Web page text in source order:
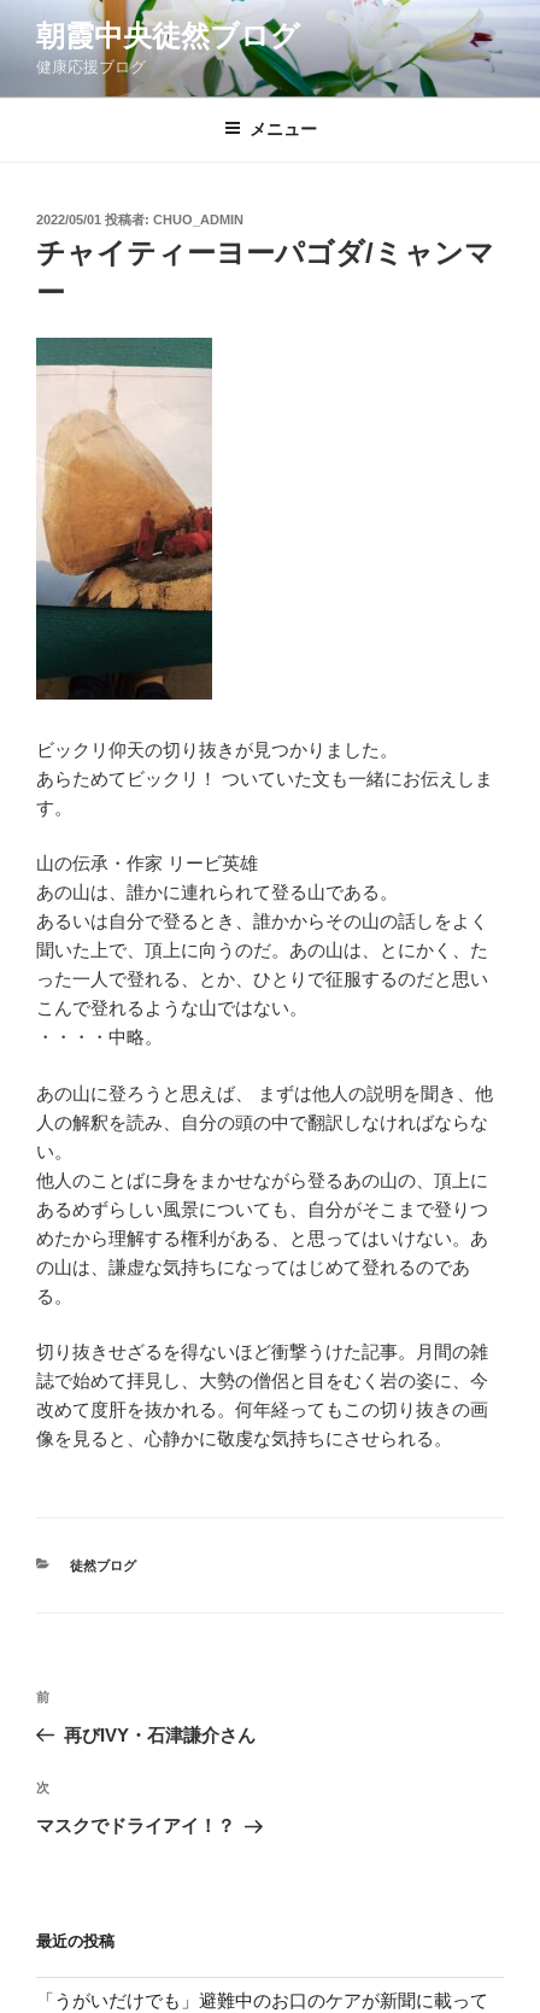
ン
朝霞中央徒然ブログ
健康応援ブログ
メニュー
投
日:
2022/05/01 投稿者: CHUO_ADMIN
チャイティーヨーパゴダ/ミャンマ
ー
ビックリ仰天の切り抜きが見つかりました。
あらためてビックリ！ ついていた文も一緒にお伝えしま
す。
山の伝承・作家 リービ英雄
あの山は、誰かに連れられて登る山である。
あるいは自分で登るとき、誰かからその山の話しをよく
聞いた上で、頂上に向うのだ。あの山は、とにかく、た
った一人で登れる、とか、ひとりで征服するのだと思い
こんで登れるような山ではない。
・・・・中略。
あの山に登ろうと思えば、 まずは他人の説明を聞き、他
人の解釈を読み、自分の頭の中で翻訳しなければならな
い。
他人のことばに身をまかせながら登るあの山の、頂上に
あるめずらしい風景についても、自分がそこまで登りつ
めたから理解する権利がある、と思ってはいけない。あ
の山は、謙虚な気持ちになってはじめて登れるのであ
る。
切り抜きせざるを得ないほど衝撃うけた記事。月間の雑
誌で始めて拝見し、大勢の僧侶と目をむく岩の姿に、今
改めて度肝を抜かれる。何年経ってもこの切り抜きの画
像を見ると、心静かに敬虔な気持ちにさせられる。
カ
徒然ブログ
投
ビ
ゲ
ン
前
の
稿
前
再びIVY・石津謙介さん
次
の
次
マスクでドライアイ！？
最近の投稿
「うがいだけでも」避難中のお口のケアが新聞に載って